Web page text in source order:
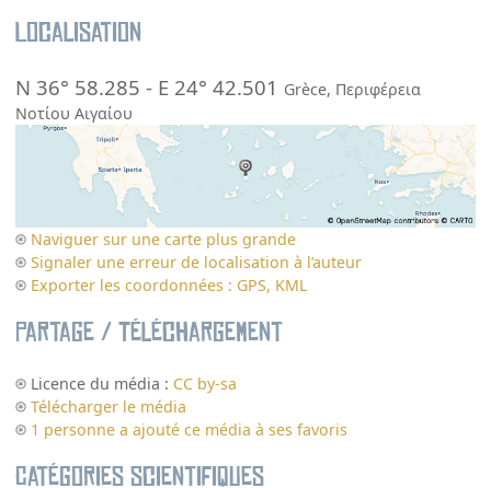
Localisation
N 36° 58.285 - E 24° 42.501 Grèce, Περιφέρεια
Νοτίου Αιγαίου
Naviguer sur une carte plus grande
Signaler une erreur de localisation à l’auteur
Exporter les coordonnées : GPS, KML
Partage / Téléchargement
Licence du média : CC by-sa
Télécharger le média
1 personne a ajouté ce média à ses favoris
Catégories scientifiques